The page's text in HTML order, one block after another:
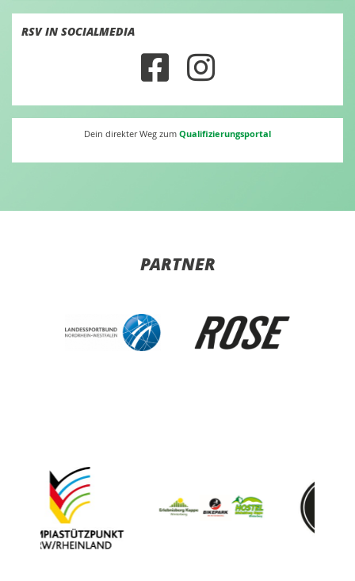
RSV IN SOCIALMEDIA
Dein direkter Weg zum Qualifizierungsportal
PARTNER